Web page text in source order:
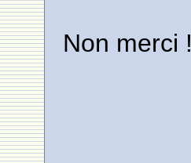
Non merci !